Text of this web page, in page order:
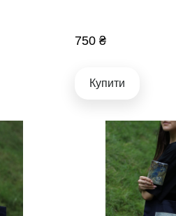
750 ₴
Купити